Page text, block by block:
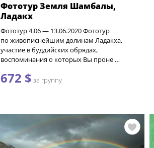
Фототур Земля Шамбалы,
Ладакх
Фототур 4.06 — 13.06.2020 Фототур
по живописнейшим долинам Ладакха,
участие в буддийских обрядах,
воспоминания о которых Вы проне …
672 $ за группу